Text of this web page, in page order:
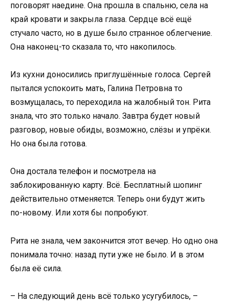
поговорят наедине. Она прошла в спальню, села на
край кровати и закрыла глаза. Сердце всё ещё
стучало часто, но в душе было странное облегчение.
Она наконец-то сказала то, что накопилось.
Из кухни доносились приглушённые голоса. Сергей
пытался успокоить мать, Галина Петровна то
возмущалась, то переходила на жалобный тон. Рита
знала, что это только начало. Завтра будет новый
разговор, новые обиды, возможно, слёзы и упрёки.
Но она была готова.
Она достала телефон и посмотрела на
заблокированную карту. Всё. Бесплатный шопинг
действительно отменяется. Теперь они будут жить
по-новому. Или хотя бы попробуют.
Рита не знала, чем закончится этот вечер. Но одно она
понимала точно: назад пути уже не было. И в этом
была её сила.
– На следующий день всё только усугубилось, –